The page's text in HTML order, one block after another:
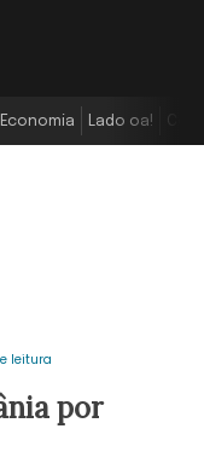
Economia Lado oa!
leitura
por